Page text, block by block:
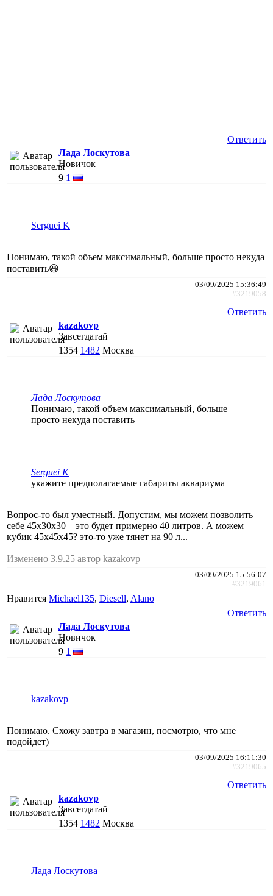
Ответить
Лада Лоскутова
Новичок
9 1
Serguei K
Понимаю, такой объем максимальный, больше просто некуда
поставить😃
03/09/2025 15:36:49
#3219058
Ответить
kazakovp
Завсегдатай
1354 1482 Москва
Лада Лоскутова
Понимаю, такой объем максимальный, больше
просто некуда поставить
Serguei K
укажите предполагаемые габариты аквариума
Вопрос-то был уместный. Допустим, мы можем позволить
себе 45х30х30 – это будет примерно 40 литров. А можем
кубик 45х45х45? это-то уже тянет на 90 л...
Изменено 3.9.25 автор kazakovp
03/09/2025 15:56:07
#3219061
Нравится Michael135, Diesell, Alano
Ответить
Лада Лоскутова
Новичок
9 1
kazakovp
Понимаю. Схожу завтра в магазин, посмотрю, что мне
подойдет)
03/09/2025 16:11:30
#3219065
Ответить
kazakovp
Завсегдатай
1354 1482 Москва
Лада Лоскутова